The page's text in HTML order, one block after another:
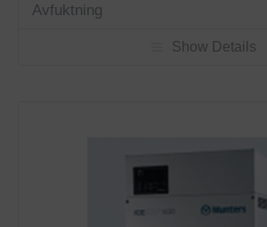
Avfuktning
Show Details